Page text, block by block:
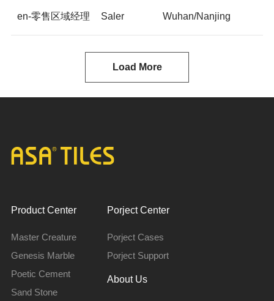
en-零售区域经理 Saler Wuhan/Nanjing
Load More
Product Center
Master Creature
Genesis Marble
Poetic Cement
Sand Stone
Porject Center
Porject Cases
Porject Support
About Us